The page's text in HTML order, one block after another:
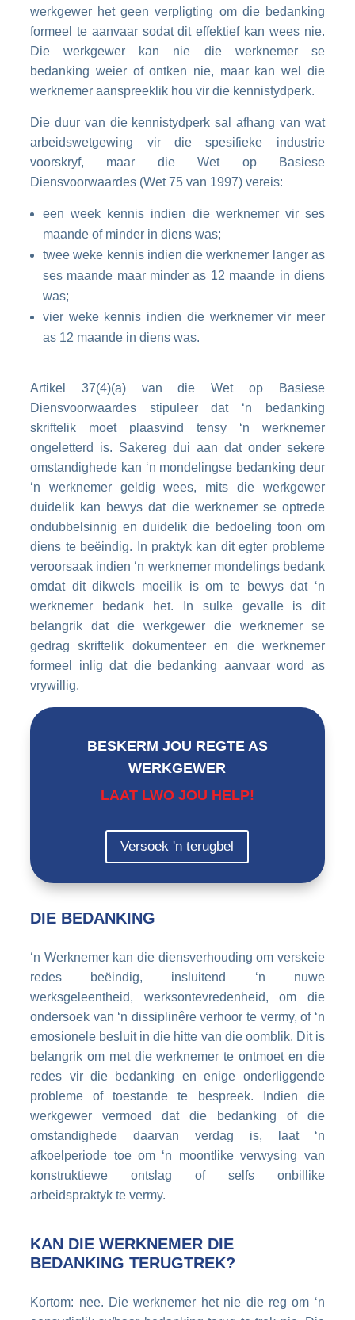
werkgewer het geen verpligting om die bedanking
formeel te aanvaar sodat dit effektief kan wees nie.
Die werkgewer kan nie die werknemer se
bedanking weier of ontken nie, maar kan wel die
werknemer aanspreeklik hou vir die kennistydperk.
Die duur van die kennistydperk sal afhang van wat
arbeidswetgewing vir die spesifieke industrie
voorskryf, maar die Wet op Basiese
Diensvoorwaardes (Wet 75 van 1997) vereis:
een week kennis indien die werknemer vir ses
maande of minder in diens was;
twee weke kennis indien die werknemer langer as
ses maande maar minder as 12 maande in diens
was;
vier weke kennis indien die werknemer vir meer
as 12 maande in diens was.
Artikel 37(4)(a) van die Wet op Basiese
Diensvoorwaardes stipuleer dat ‘n bedanking
skriftelik moet plaasvind tensy ‘n werknemer
ongeletterd is. Sakereg dui aan dat onder sekere
omstandighede kan ‘n mondelingse bedanking deur
‘n werknemer geldig wees, mits die werkgewer
duidelik kan bewys dat die werknemer se optrede
ondubbelsinnig en duidelik die bedoeling toon om
diens te beëindig. In praktyk kan dit egter probleme
veroorsaak indien ‘n werknemer mondelings bedank
omdat dit dikwels moeilik is om te bewys dat ‘n
werknemer bedank het. In sulke gevalle is dit
belangrik dat die werkgewer die werknemer se
gedrag skriftelik dokumenteer en die werknemer
formeel inlig dat die bedanking aanvaar word as
vrywillig.
BESKERM JOU REGTE AS
WERKGEWER
LAAT LWO JOU HELP!
Versoek 'n terugbel
DIE BEDANKING
‘n Werknemer kan die diensverhouding om verskeie
redes beëindig, insluitend ‘n nuwe
werksgeleentheid, werksontevredenheid, om die
ondersoek van ‘n dissiplinêre verhoor te vermy, of ‘n
emosionele besluit in die hitte van die oomblik. Dit is
belangrik om met die werknemer te ontmoet en die
redes vir die bedanking en enige onderliggende
probleme of toestande te bespreek. Indien die
werkgewer vermoed dat die bedanking of die
omstandighede daarvan verdag is, laat ‘n
afkoelperiode toe om ‘n moontlike verwysing van
konstruktiewe ontslag of selfs onbillike
arbeidspraktyk te vermy.
KAN DIE WERKNEMER DIE
BEDANKING TERUGTREK?
Kortom: nee. Die werknemer het nie die reg om ‘n